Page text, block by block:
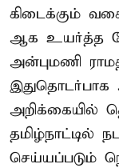
கிடைக்கும்
ஆக உயர்த்த
அன்புமணி
இதுதொடர்பாக
அறிக்கையில்
தமிழ்நாட்டில்
செய்யப்படும்